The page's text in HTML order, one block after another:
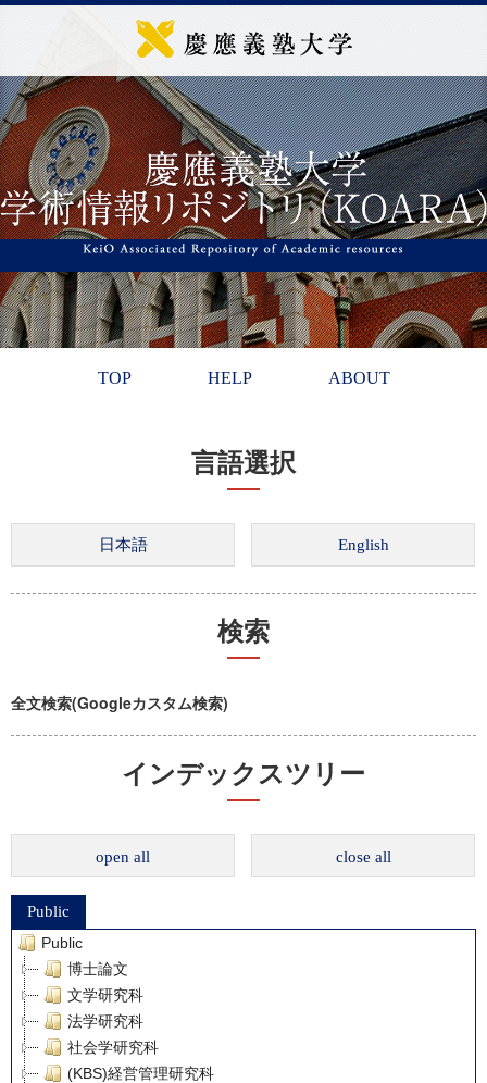
TOP HELP ABOUT
言語選択
検索
全文検索(Googleカスタム検索)
インデックスツリー
open all close all
Public
Public
博士論文
文学研究科
法学研究科
社会学研究科
(KBS)経営管理研究科